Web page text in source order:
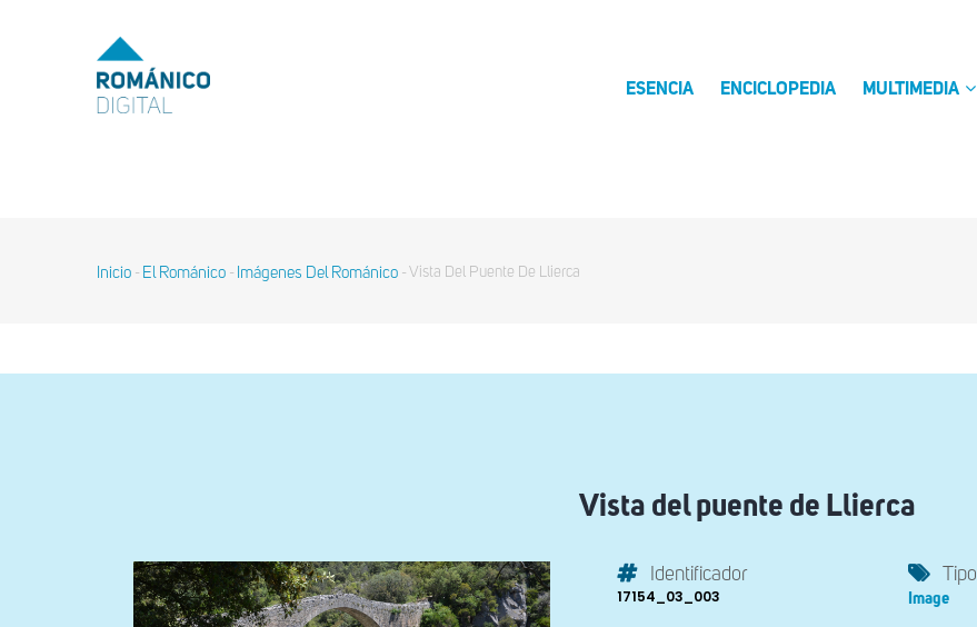
MENU
TOP
ESENCIA ENCICLOPEDIA MULTIMEDIA
Sobrescribir
Inicio - El Románico - Imágenes Del Románico - Vista Del Puente De Llierca
Vista del puente de Llierca
Identificador
17154_03_003
Tipo
Image